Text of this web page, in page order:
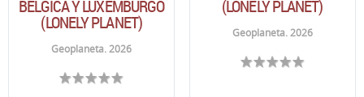
BÉLGICA Y LUXEMBURGO
(LONELY PLANET)
Geoplaneta. 2026
(LONELY PLANET)
Geoplaneta. 2026